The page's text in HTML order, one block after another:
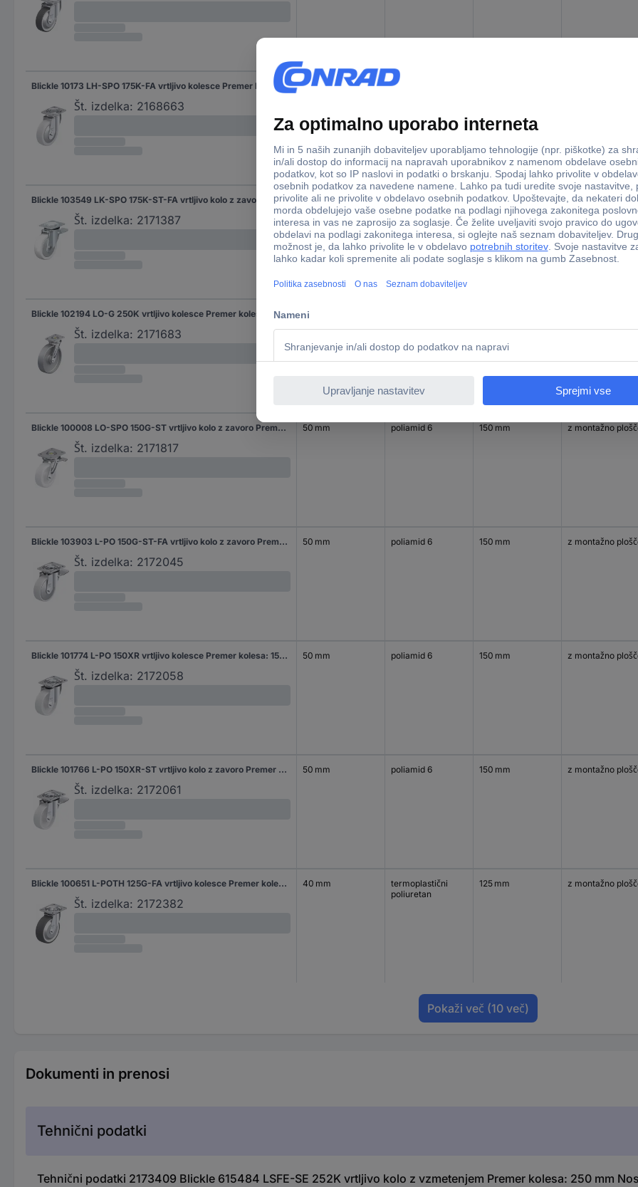
Blickle 10173 LH-SPO 175K-FA vrtljivo kolesce Premer kolesa: 175 mm Nosilnost (maks.): 900 kg 1 kos
Št. izdelka: 2168663
50 mm poliamid 6
Blickle 103549 LK-SPO 175K-ST-FA vrtljivo kolo z zavoro Premer kolesa: 175 mm Nosilnost (maks.): 600 kg 1 kos
Št. izdelka: 2171387
50 mm poliamid 6 175 mm z montažno
Blickle 102194 LO-G 250K vrtljivo kolesce Premer kolesa: 250 mm Nosilnost (maks.): 1200 kg 1 kos
Št. izdelka: 2171683
60 mm
Blickle 100008 LO-SPO 150G-ST vrtljivo kolo z zavoro Premer kolesa: 150 mm Nosilnost (maks.): 800 kg 1 kos
Št. izdelka: 2171817
50 mm poliamid 6 150 mm z montažno
Blickle 103903 L-PO 150G-ST-FA vrtljivo kolo z zavoro Premer kolesa: 150 mm Nosilnost (maks.): 400 kg 1 kos
Št. izdelka: 2172045
50 mm poliamid 6 150 mm z montažno
Blickle 101774 L-PO 150XR vrtljivo kolesce Premer kolesa: 150 mm Nosilnost (maks.): 400 kg 1 kos
Št. izdelka: 2172058
50 mm poliamid 6 150 mm z montažno
Blickle 101766 L-PO 150XR-ST vrtljivo kolo z zavoro Premer kolesa: 150 mm Nosilnost (maks.): 400 kg 1 kos
Št. izdelka: 2172061
50 mm poliamid 6 150 mm z montažno
Blickle 100651 L-POTH 125G-FA vrtljivo kolesce Premer kolesa: 125 mm Nosilnost (maks.): 250 kg 1 kos
Št. izdelka: 2172382
40 mm
termoplastični
poliuretan
125 mm z montažno
Pokaži več (10 več)
Dokumenti in prenosi
Tehnični podatki
Tehnični podatki 2173409 Blickle 615484 LSFE-SE 252K vrtljivo kolo z vzmetenjem Premer kolesa: 250 mm